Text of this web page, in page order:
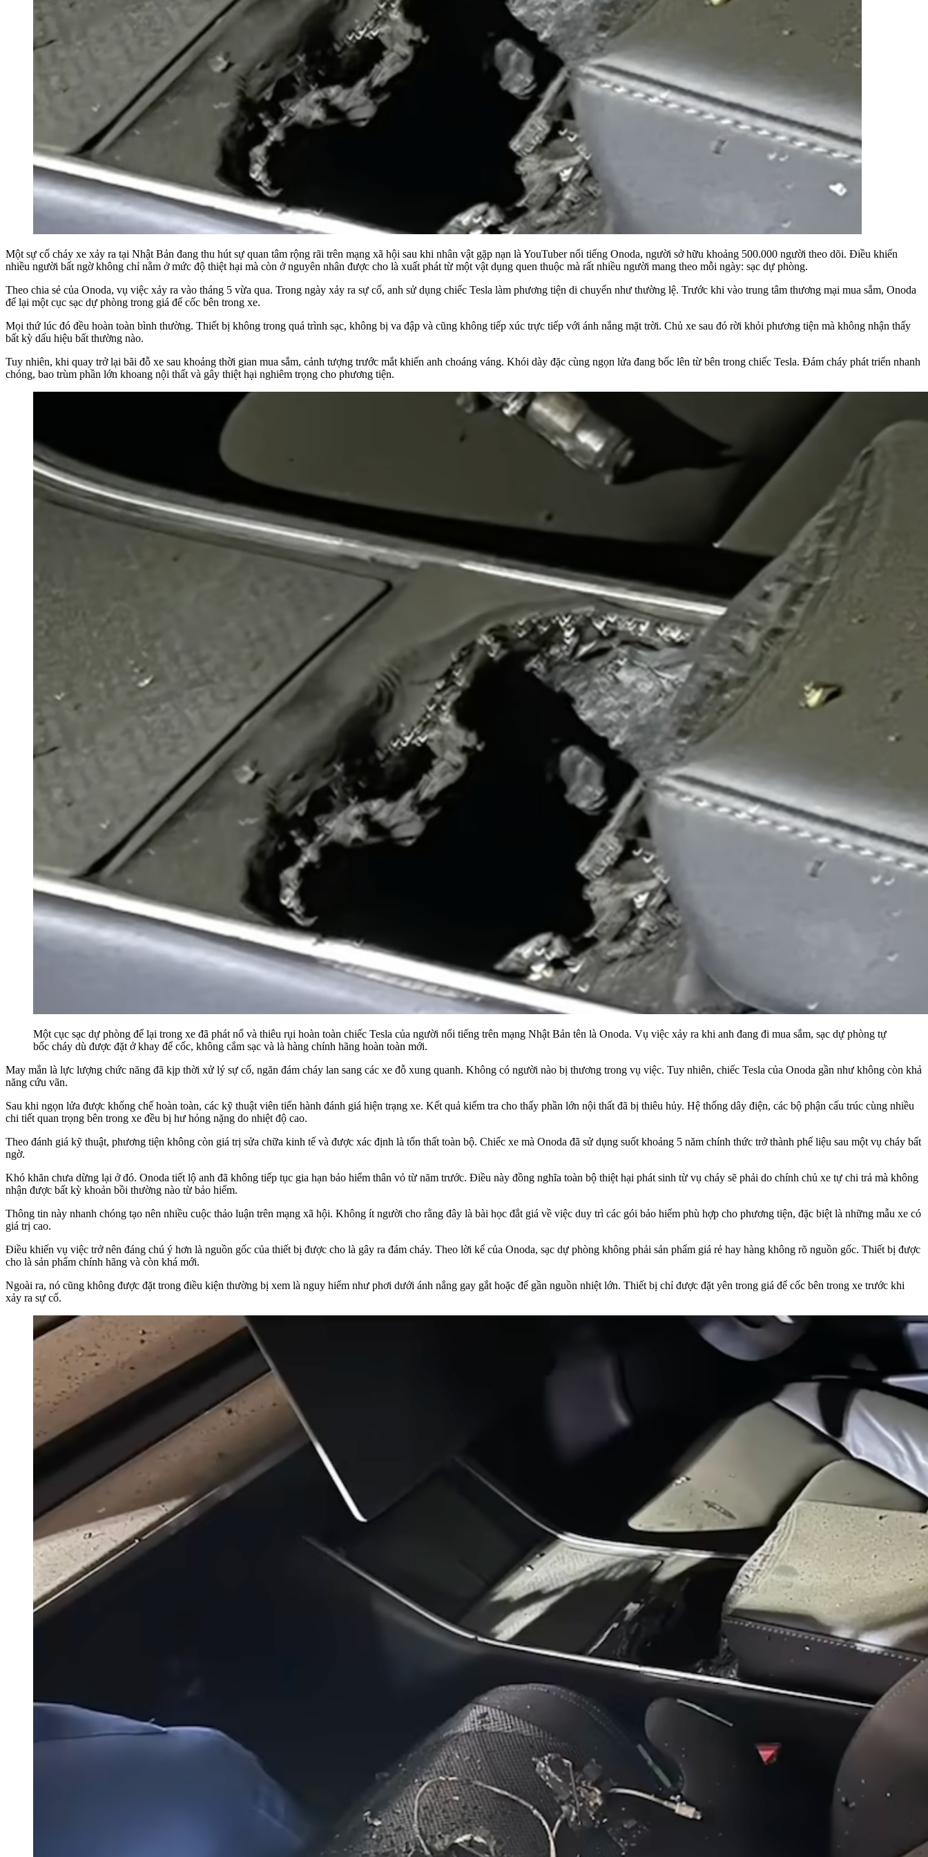
Một sự cố cháy xe xảy ra tại Nhật Bản đang thu hút sự quan tâm rộng rãi trên mạng xã hội sau khi nhân vật gặp nạn là YouTuber nổi tiếng Onoda, người sở hữu khoảng 500.000 người theo dõi. Điều khiến
nhiều người bất ngờ không chỉ nằm ở mức độ thiệt hại mà còn ở nguyên nhân được cho là xuất phát từ một vật dụng quen thuộc mà rất nhiều người mang theo mỗi ngày: sạc dự phòng.
Theo chia sẻ của Onoda, vụ việc xảy ra vào tháng 5 vừa qua. Trong ngày xảy ra sự cố, anh sử dụng chiếc Tesla làm phương tiện di chuyển như thường lệ. Trước khi vào trung tâm thương mại mua sắm, Onoda
để lại một cục sạc dự phòng trong giá để cốc bên trong xe.
Mọi thứ lúc đó đều hoàn toàn bình thường. Thiết bị không trong quá trình sạc, không bị va đập và cũng không tiếp xúc trực tiếp với ánh nắng mặt trời. Chủ xe sau đó rời khỏi phương tiện mà không nhận thấy
bất kỳ dấu hiệu bất thường nào.
Tuy nhiên, khi quay trở lại bãi đỗ xe sau khoảng thời gian mua sắm, cảnh tượng trước mắt khiến anh choáng váng. Khói dày đặc cùng ngọn lửa đang bốc lên từ bên trong chiếc Tesla. Đám cháy phát triển nhanh
chóng, bao trùm phần lớn khoang nội thất và gây thiệt hại nghiêm trọng cho phương tiện.
Một cục sạc dự phòng để lại trong xe đã phát nổ và thiêu rụi hoàn toàn chiếc Tesla của người nổi tiếng trên mạng Nhật Bản tên là Onoda. Vụ việc xảy ra khi anh đang đi mua sắm, sạc dự phòng tự
bốc cháy dù được đặt ở khay để cốc, không cắm sạc và là hàng chính hãng hoàn toàn mới.
May mắn là lực lượng chức năng đã kịp thời xử lý sự cố, ngăn đám cháy lan sang các xe đỗ xung quanh. Không có người nào bị thương trong vụ việc. Tuy nhiên, chiếc Tesla của Onoda gần như không còn khả
năng cứu vãn.
Sau khi ngọn lửa được khống chế hoàn toàn, các kỹ thuật viên tiến hành đánh giá hiện trạng xe. Kết quả kiểm tra cho thấy phần lớn nội thất đã bị thiêu hủy. Hệ thống dây điện, các bộ phận cấu trúc cùng nhiều
chi tiết quan trọng bên trong xe đều bị hư hỏng nặng do nhiệt độ cao.
Theo đánh giá kỹ thuật, phương tiện không còn giá trị sửa chữa kinh tế và được xác định là tổn thất toàn bộ. Chiếc xe mà Onoda đã sử dụng suốt khoảng 5 năm chính thức trở thành phế liệu sau một vụ cháy bất
ngờ.
Khó khăn chưa dừng lại ở đó. Onoda tiết lộ anh đã không tiếp tục gia hạn bảo hiểm thân vỏ từ năm trước. Điều này đồng nghĩa toàn bộ thiệt hại phát sinh từ vụ cháy sẽ phải do chính chủ xe tự chi trả mà không
nhận được bất kỳ khoản bồi thường nào từ bảo hiểm.
Thông tin này nhanh chóng tạo nên nhiều cuộc thảo luận trên mạng xã hội. Không ít người cho rằng đây là bài học đắt giá về việc duy trì các gói bảo hiểm phù hợp cho phương tiện, đặc biệt là những mẫu xe có
giá trị cao.
Điều khiến vụ việc trở nên đáng chú ý hơn là nguồn gốc của thiết bị được cho là gây ra đám cháy. Theo lời kể của Onoda, sạc dự phòng không phải sản phẩm giá rẻ hay hàng không rõ nguồn gốc. Thiết bị được
cho là sản phẩm chính hãng và còn khá mới.
Ngoài ra, nó cũng không được đặt trong điều kiện thường bị xem là nguy hiểm như phơi dưới ánh nắng gay gắt hoặc để gần nguồn nhiệt lớn. Thiết bị chỉ được đặt yên trong giá để cốc bên trong xe trước khi
xảy ra sự cố.